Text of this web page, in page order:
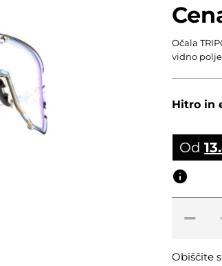
Očala
vidno
Hitro in
Od
−
Tri-
Obiščite